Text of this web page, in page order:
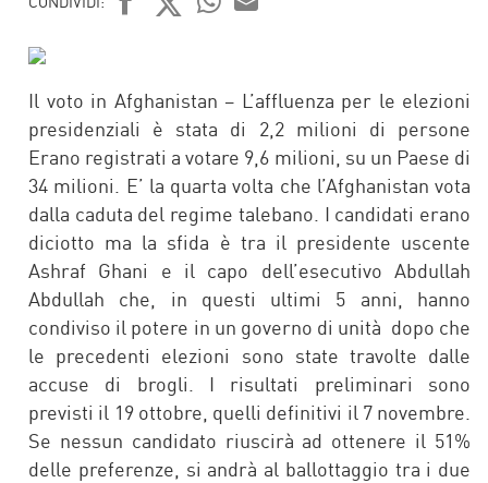
Il voto in Afghanistan – L’affluenza per le elezioni
presidenziali è stata di 2,2 milioni di persone
Erano registrati a votare 9,6 milioni, su un Paese di
34 milioni. E’ la quarta volta che l’Afghanistan vota
dalla caduta del regime talebano. I candidati erano
diciotto ma la sfida è tra il presidente uscente
Ashraf Ghani e il capo dell’esecutivo Abdullah
Abdullah che, in questi ultimi 5 anni, hanno
condiviso il potere in un governo di unità dopo che
le precedenti elezioni sono state travolte dalle
accuse di brogli. I risultati preliminari sono
previsti il 19 ottobre, quelli definitivi il 7 novembre.
Se nessun candidato riuscirà ad ottenere il 51%
delle preferenze, si andrà al ballottaggio tra i due